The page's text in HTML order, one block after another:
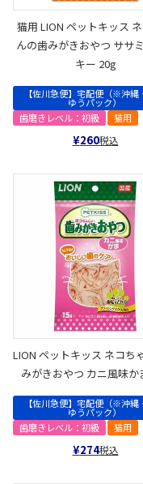
猫用 LION ペットキッス
んの歯みがきおやつ ササ
キー 20g
【佐川急便】宅配便（※沖縄
ゆうパック）
歯磨きレベル：初級
猫用
¥260税込
LION ペットキッス ネコち
みがきおやつ カニ風味か
【佐川急便】宅配便（※沖縄
ゆうパック）
歯磨きレベル：初級
猫用
¥274税込